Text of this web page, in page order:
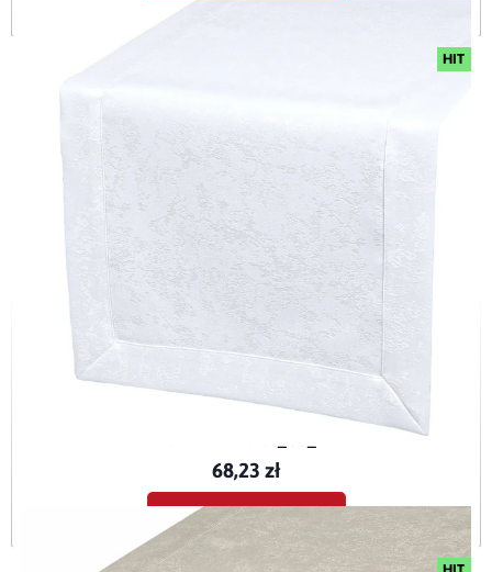
HIT
Bieżnik plamoodporny z mankietem O5 Marmurek biały (2000)
68,23 zł
Dodaj do koszyka